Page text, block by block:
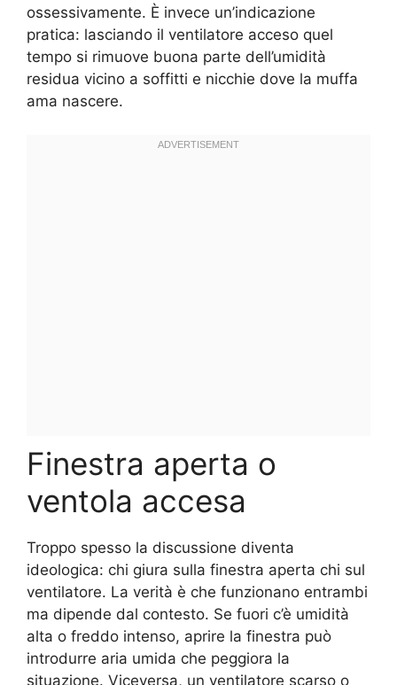
ossessivamente. È invece un’indicazione
pratica: lasciando il ventilatore acceso quel
tempo si rimuove buona parte dell’umidità
residua vicino a soffitti e nicchie dove la muffa
ama nascere.
Finestra aperta o
ventola accesa
Troppo spesso la discussione diventa
ideologica: chi giura sulla finestra aperta chi sul
ventilatore. La verità è che funzionano entrambi
ma dipende dal contesto. Se fuori c’è umidità
alta o freddo intenso, aprire la finestra può
introdurre aria umida che peggiora la
situazione. Viceversa, un ventilatore scarso o